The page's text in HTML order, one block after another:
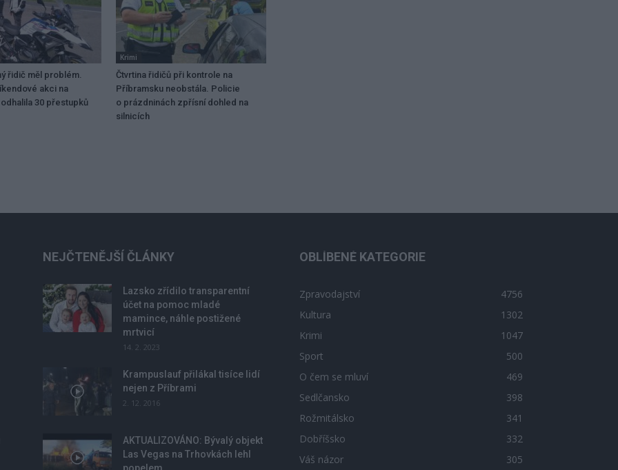
řidič měl problém.
akci na
30 přestupků
Krimi
Čtvrtina řidičů při kontrole na
Příbramsku neobstála. Policie
o prázdninách zpřísní dohled na
silnicích
NEJČTENĚJŠÍ ČLÁNKY
Lazsko zřídilo transparentní
účet na pomoc mladé
mamince, náhle postižené
mrtvicí
14. 2. 2023
Krampuslauf přilákal tisíce lidí
nejen z Příbrami
2. 12. 2016
AKTUALIZOVÁNO: Bývalý objekt
Las Vegas na Trhovkách lehl
OBLÍBENÉ KATEGORIE
Zpravodajství
4756
Kultura
1302
Krimi
1047
Sport
500
O čem se mluví
469
Sedlčansko
398
Rožmitálsko
341
Dobříšsko
332
Váš názor
305